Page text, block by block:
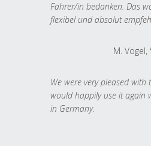
Fahrer/in bedanken. Das
flexibel und absolut
M. Vogel,
We were very pleased with
would happily use it again
in Germany.